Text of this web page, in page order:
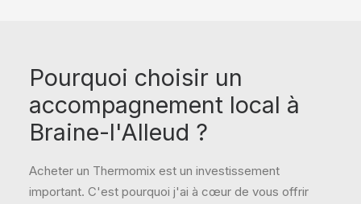
Pourquoi choisir un
accompagnement local à
Braine-l'Alleud ?
Acheter un Thermomix est un investissement
important. C'est pourquoi j'ai à cœur de vous offrir